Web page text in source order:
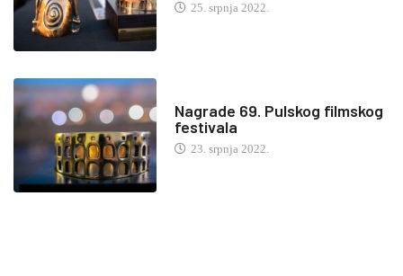
25. srpnja 2022.
Nagrade 69. Pulskog filmskog
festivala
23. srpnja 2022.